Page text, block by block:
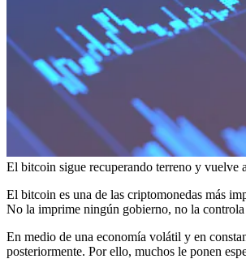
El bitcoin sigue recuperando terreno y vuelve
El bitcoin es una de las criptomonedas más
No la imprime ningún gobierno, no la
En medio de una economía volátil y en
posteriormente. Por ello, muchos le ponen